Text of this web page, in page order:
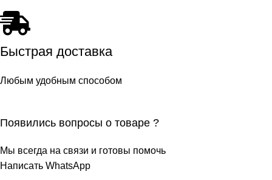
Быстрая доставка
Любым удобным способом
Появились вопросы о товаре ?
Мы всегда на связи и готовы помочь
Написать WhatsApp